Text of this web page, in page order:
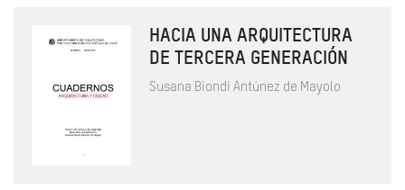
HACIA UNA ARQUITECTURA
DE TERCERA GENERACIÓN
Susana Biondi Antúnez de Mayolo